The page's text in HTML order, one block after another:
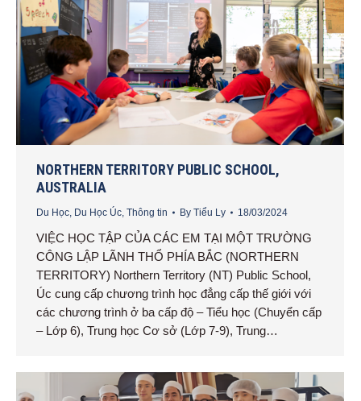
NORTHERN TERRITORY PUBLIC SCHOOL,
AUSTRALIA
Du Học, Du Học Úc, Thông tin By Tiểu Ly 18/03/2024
VIỆC HỌC TẬP CỦA CÁC EM TẠI MỘT TRƯỜNG
CÔNG LẬP LÃNH THỔ PHÍA BẮC (NORTHERN
TERRITORY) Northern Territory (NT) Public School,
Úc cung cấp chương trình học đẳng cấp thế giới với
các chương trình ở ba cấp độ – Tiểu học (Chuyển cấp
– Lớp 6), Trung học Cơ sở (Lớp 7-9), Trung…